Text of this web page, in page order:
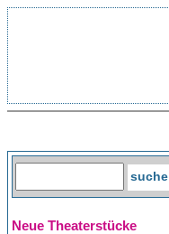
Neue Theaterstücke